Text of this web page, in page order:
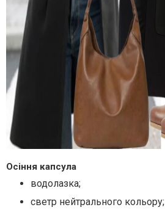
Осіння капсула
водолазка;
светр нейтрального кольору;